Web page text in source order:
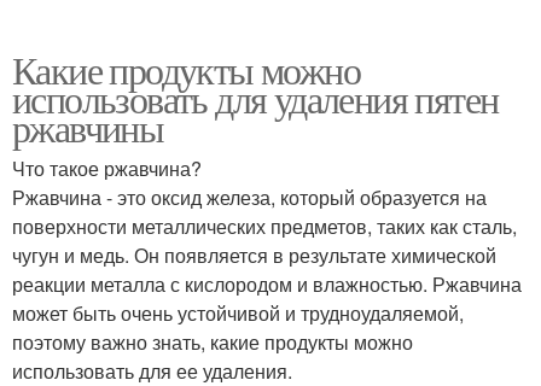
Какие продукты можно
использовать для удаления пятен
ржавчины
Что такое ржавчина?
Ржавчина - это оксид железа, который образуется на
поверхности металлических предметов, таких как сталь,
чугун и медь. Он появляется в результате химической
реакции металла с кислородом и влажностью. Ржавчина
может быть очень устойчивой и трудноудаляемой,
поэтому важно знать, какие продукты можно
использовать для ее удаления.